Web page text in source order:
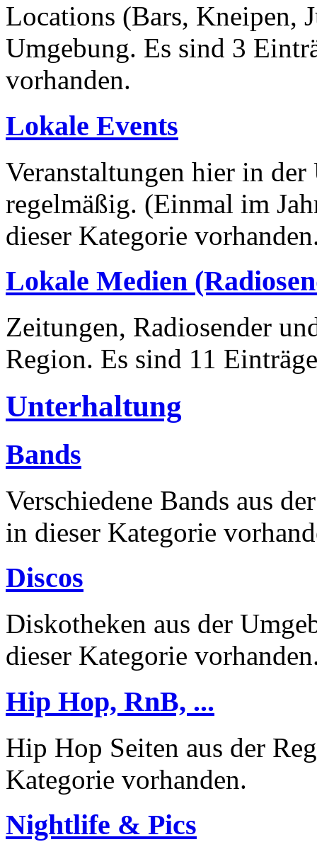
Locations (Bars, Kneipen,
Umgebung. Es sind 3
vorhanden.
Lokale Events
Veranstaltungen hier in
regelmäßig. (Einmal im
dieser Kategorie
Lokale Medien
Zeitungen, Radiosender
Region. Es sind 11
Unterhaltung
Bands
Verschiedene Bands aus
in dieser Kategorie
Discos
Diskotheken aus der
dieser Kategorie
Hip Hop, RnB, ...
Hip Hop Seiten aus der
Kategorie vorhanden.
Nightlife & Pics